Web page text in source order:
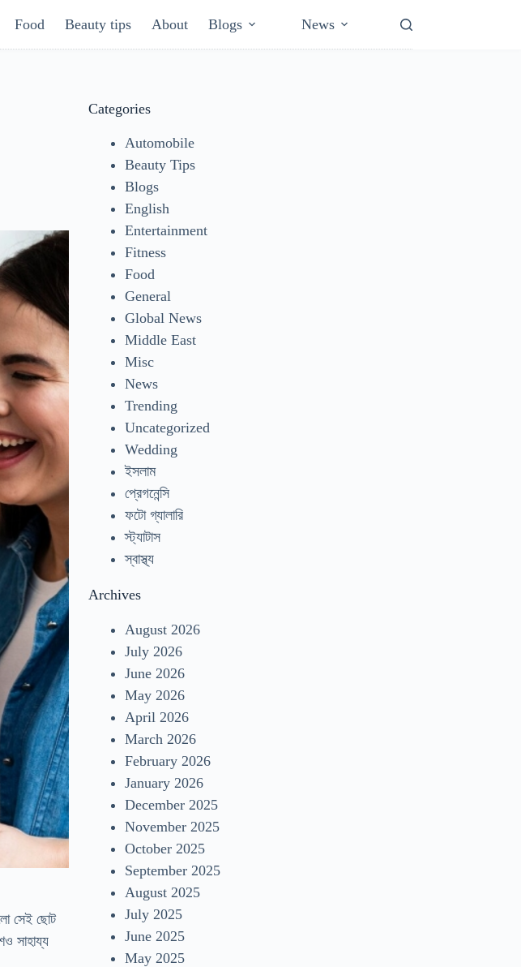
Food Beauty tips About Blogs News
সেই ছোট
সাহায্য
Categories
Automobile
Beauty Tips
Blogs
English
Entertainment
Fitness
Food
General
Global News
Middle East
Misc
News
Trending
Uncategorized
Wedding
ইসলাম
প্রেগনেন্সি
ফটো গ্যালারি
স্ট্যাটাস
স্বাস্থ্য
Archives
August 2026
July 2026
June 2026
May 2026
April 2026
March 2026
February 2026
January 2026
December 2025
November 2025
October 2025
September 2025
August 2025
July 2025
June 2025
May 2025